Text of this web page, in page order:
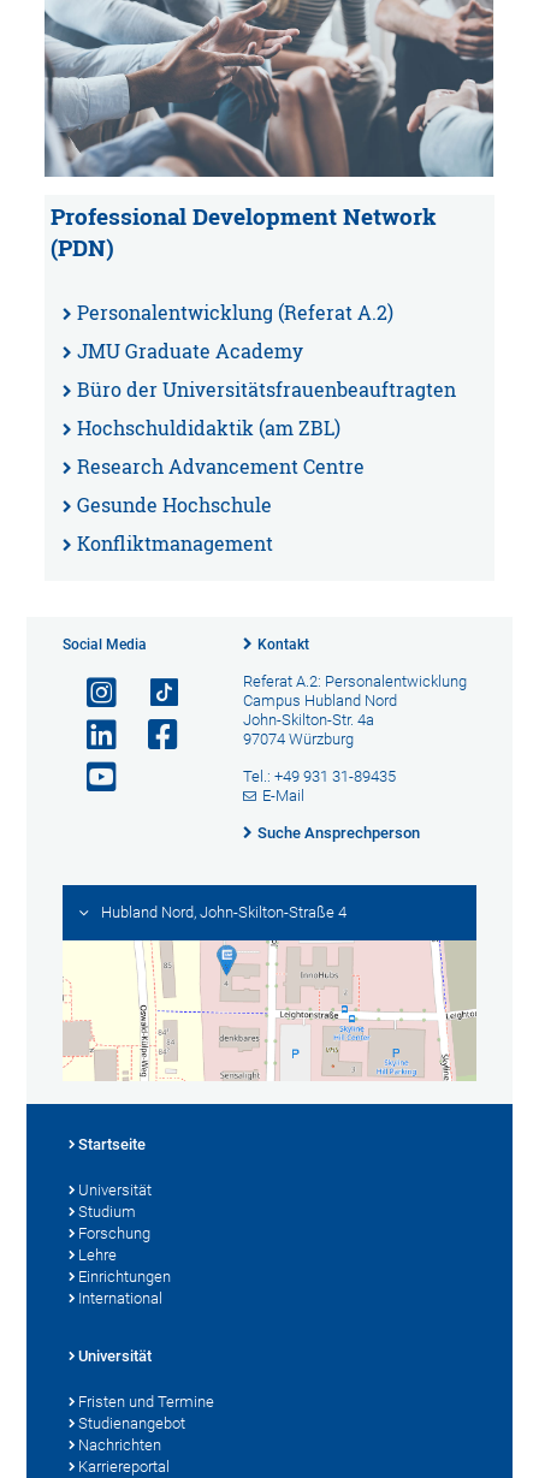
Professional Development Network
(PDN)
Personalentwicklung (Referat A.2)
JMU Graduate Academy
Büro der Universitätsfrauenbeauftragten
Hochschuldidaktik (am ZBL)
Research Advancement Centre
Gesunde Hochschule
Konfliktmanagement
Social Media Kontakt
Referat A.2: Personalentwicklung
Campus Hubland Nord
John-Skilton-Str. 4a
97074 Würzburg
Tel.: +49 931 31-89435
E-Mail
Suche Ansprechperson
Hubland Nord, John-Skilton-Straße 4
Startseite
Universität
Studium
Forschung
Lehre
Einrichtungen
International
Universität
Fristen und Termine
Studienangebot
Nachrichten
Karriereportal